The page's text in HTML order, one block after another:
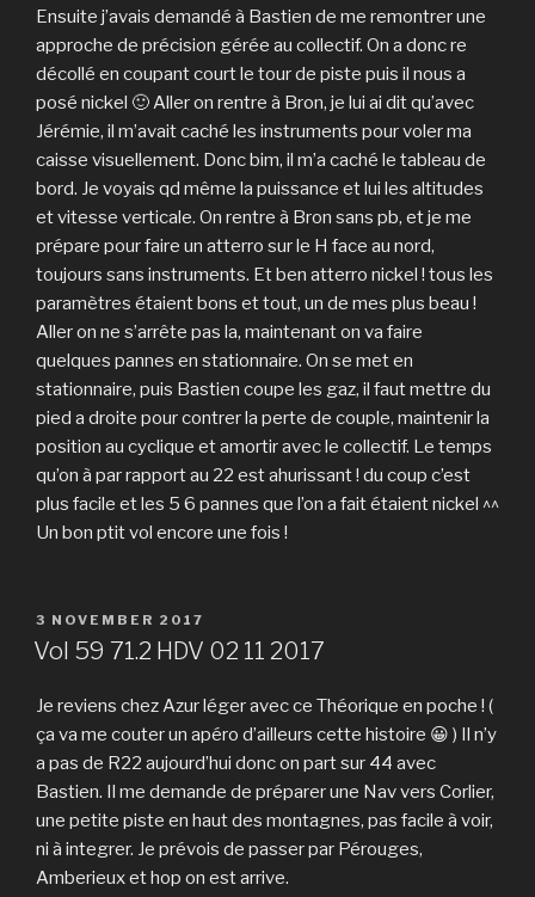
Ensuite j’avais demandé à Bastien de me remontrer une
approche de précision gérée au collectif. On a donc re
décollé en coupant court le tour de piste puis il nous a
posé nickel 🙂 Aller on rentre à Bron, je lui ai dit qu’avec
Jérémie, il m’avait caché les instruments pour voler ma
caisse visuellement. Donc bim, il m’a caché le tableau de
bord. Je voyais qd même la puissance et lui les altitudes
et vitesse verticale. On rentre à Bron sans pb, et je me
prépare pour faire un atterro sur le H face au nord,
toujours sans instruments. Et ben atterro nickel ! tous les
paramètres étaient bons et tout, un de mes plus beau !
Aller on ne s’arrête pas la, maintenant on va faire
quelques pannes en stationnaire. On se met en
stationnaire, puis Bastien coupe les gaz, il faut mettre du
pied a droite pour contrer la perte de couple, maintenir la
position au cyclique et amortir avec le collectif. Le temps
qu’on à par rapport au 22 est ahurissant ! du coup c’est
plus facile et les 5 6 pannes que l’on a fait étaient nickel ^^
Un bon ptit vol encore une fois !
POSTED
ON
3 NOVEMBER 2017
Vol 59 71.2 HDV 02 11 2017
Je reviens chez Azur léger avec ce Théorique en poche ! (
ça va me couter un apéro d’ailleurs cette histoire 😀 ) Il n’y
a pas de R22 aujourd’hui donc on part sur 44 avec
Bastien. Il me demande de préparer une Nav vers Corlier,
une petite piste en haut des montagnes, pas facile à voir,
ni à integrer. Je prévois de passer par Pérouges,
Amberieux et hop on est arrive.